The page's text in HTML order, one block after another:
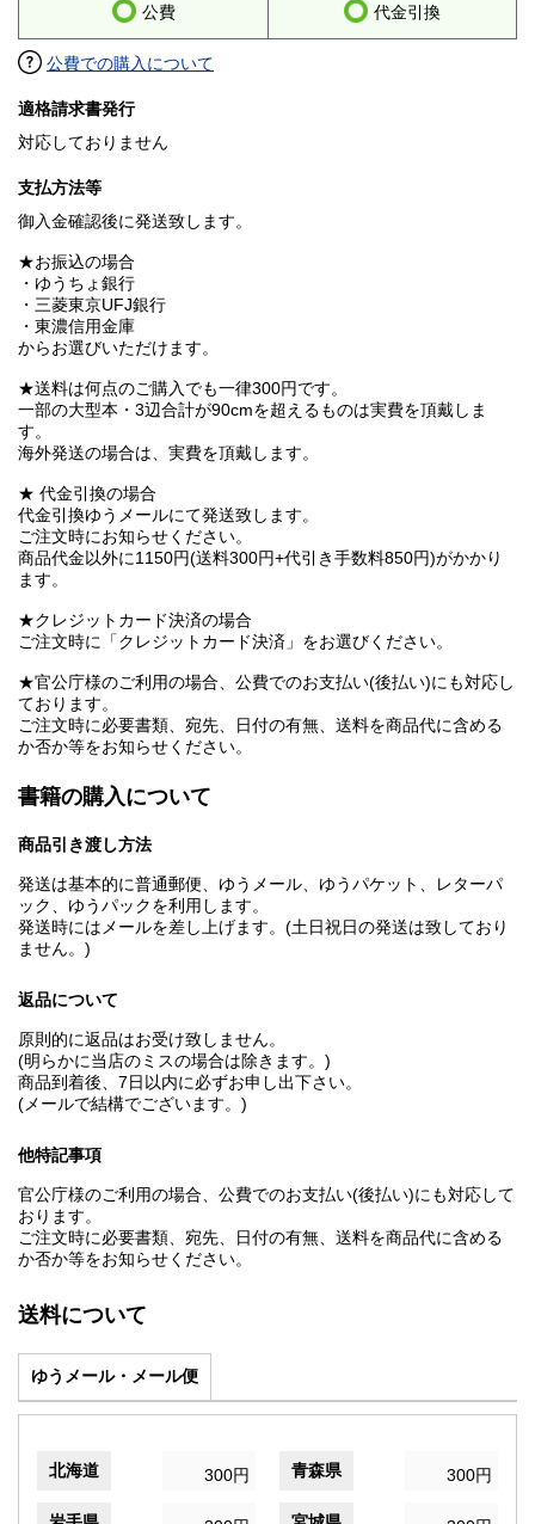
公費 代金引換
公費での購入について
適格請求書発行
対応しておりません
支払方法等
御入金確認後に発送致します。
★お振込の場合
・ゆうちょ銀行
・三菱東京UFJ銀行
・東濃信用金庫
からお選びいただけます。
★送料は何点のご購入でも一律300円です。
一部の大型本・3辺合計が90cmを超えるものは実費を頂戴しま
す。
海外発送の場合は、実費を頂戴します。
★ 代金引換の場合
代金引換ゆうメールにて発送致します。
ご注文時にお知らせください。
商品代金以外に1150円(送料300円+代引き手数料850円)がかかり
ます。
★クレジットカード決済の場合
ご注文時に「クレジットカード決済」をお選びください。
★官公庁様のご利用の場合、公費でのお支払い(後払い)にも対応し
ております。
ご注文時に必要書類、宛先、日付の有無、送料を商品代に含める
か否か等をお知らせください。
書籍の購入について
商品引き渡し方法
発送は基本的に普通郵便、ゆうメール、ゆうパケット、レターパ
ック、ゆうパックを利用します。
発送時にはメールを差し上げます。(土日祝日の発送は致しており
ません。)
返品について
原則的に返品はお受け致しません。
(明らかに当店のミスの場合は除きます。)
商品到着後、7日以内に必ずお申し出下さい。
(メールで結構でございます。)
他特記事項
官公庁様のご利用の場合、公費でのお支払い(後払い)にも対応して
おります。
ご注文時に必要書類、宛先、日付の有無、送料を商品代に含める
か否か等をお知らせください。
送料について
ゆうメール・メール便
北海道 300円 青森県 300円